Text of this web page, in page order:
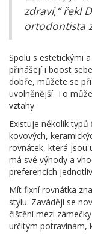
zdraví,“ řekl
ortodontista
Spolu s estetickými
přinášejí i boost
dobře, můžete se
uvolněnější. To
vztahy.
Existuje několik
kovových,
rovnátek, která jsou
má své výhody a
preferencích
Mít fixní rovnátka
stylu. Zavádějí se
čištění mezi
určitým potravinám,